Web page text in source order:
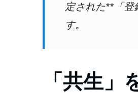
定された**「
す。
「共生